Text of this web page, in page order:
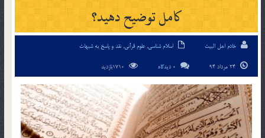
كامل توضيح دهيد؟
خادم اهل البیت اسلام شناسی,علوم قرآنی, نقد و پاسخ به شبهات
0 دیدگاه